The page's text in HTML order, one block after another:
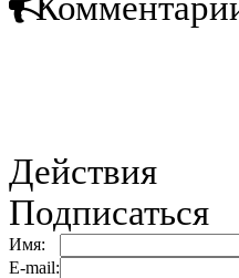
Действия
Подписаться
Имя:
E-mail: